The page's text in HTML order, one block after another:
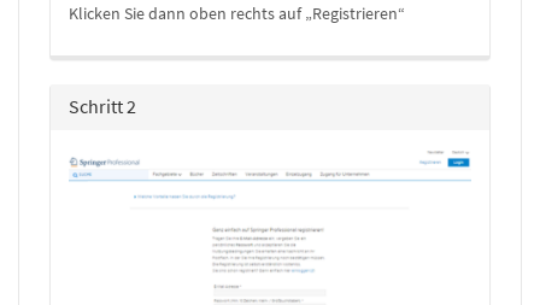
Klicken Sie dann oben rechts auf „Registrieren“
Schritt 2